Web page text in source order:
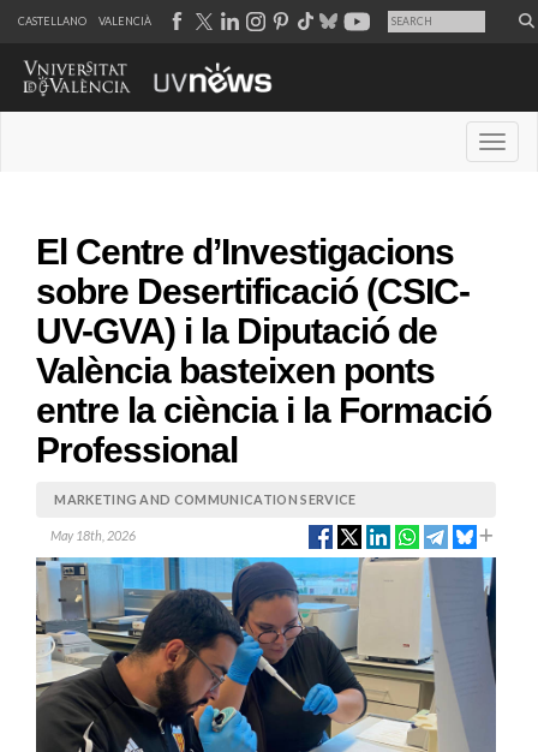
CASTELLANO VALENCIÀ
El Centre d’Investigacions
sobre Desertificació (CSIC-
UV-GVA) i la Diputació de
València basteixen ponts
entre la ciència i la Formació
Professional
MARKETING AND COMMUNICATION SERVICE
May 18th, 2026